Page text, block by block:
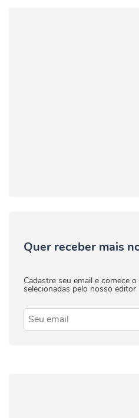
Quer receber mais
Cadastre seu email e comece
selecionadas pelo nosso editor